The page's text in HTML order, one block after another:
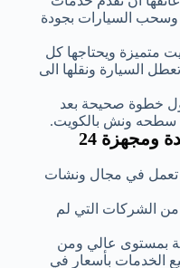
وسحب السيارات بجودة
ويحتاجها كل
السيارة ونقلها الى
خطوة صحيحة بعد
سطحه ونش بالكويت.
سيارات ونش وسطحه معدة ومجهزة 24
تعمل في مجال ونشات
الشركات التي لم
بمستوى عالي ومن
الخدمات بأسعار في